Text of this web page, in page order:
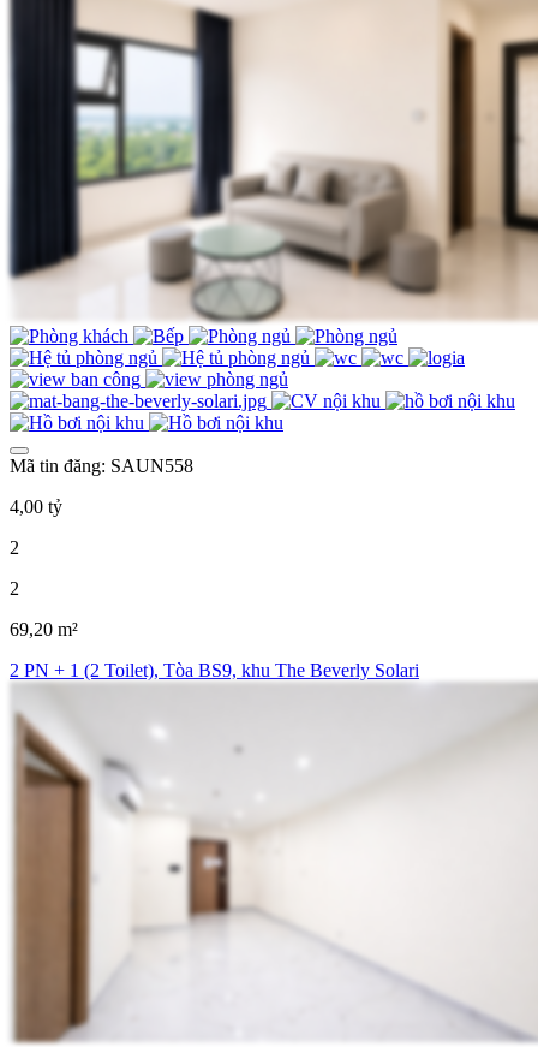
Mã tin đăng: SAUN558
4,00 tỷ
2
2
69,20 m²
2 PN + 1 (2 Toilet), Tòa BS9, khu The Beverly Solari